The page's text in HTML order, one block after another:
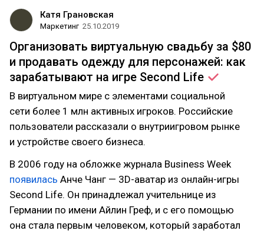
Катя Грановская
Маркетинг 25.10.2019
Организовать виртуальную свадьбу за $80
и продавать одежду для персонажей: как
зарабатывают на игре Second Life
В виртуальном мире с элементами социальной
сети более 1 млн активных игроков. Российские
пользователи рассказали о внутриигровом рынке
и устройстве своего бизнеса.
В 2006 году на обложке журнала Business Week
появилась Анче Чанг — 3D-аватар из онлайн-игры
Second Life. Он принадлежал учительнице из
Германии по имени Айлин Греф, и с его помощью
она стала первым человеком, который заработал